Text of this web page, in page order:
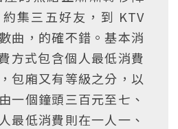
集三五好友，到 KTV
曲，的確不錯。基本消
方式包含個人最低消費
包廂又有等級之分，以
一個鐘頭三百元至七、
最低消費則在一人一、